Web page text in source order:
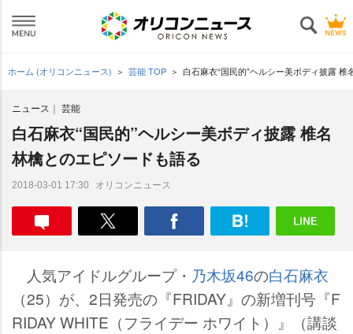
ホーム (オリコンニュース) 芸能 TOP 白石麻衣“国民的”ヘルシー美ボディ披露
ニュース 芸能
白石麻衣“国民的”ヘルシー美ボディ披露 椎名
林檎とのエピソードも語る
2018-03-01 17:30 オリコンニュース
人気アイドルグループ・ 乃木坂46の白石麻衣
（25）が、2日発売の『FRIDAY』の新増刊号『F
RIDAY WHITE（フライデー ホワイト）』（講談